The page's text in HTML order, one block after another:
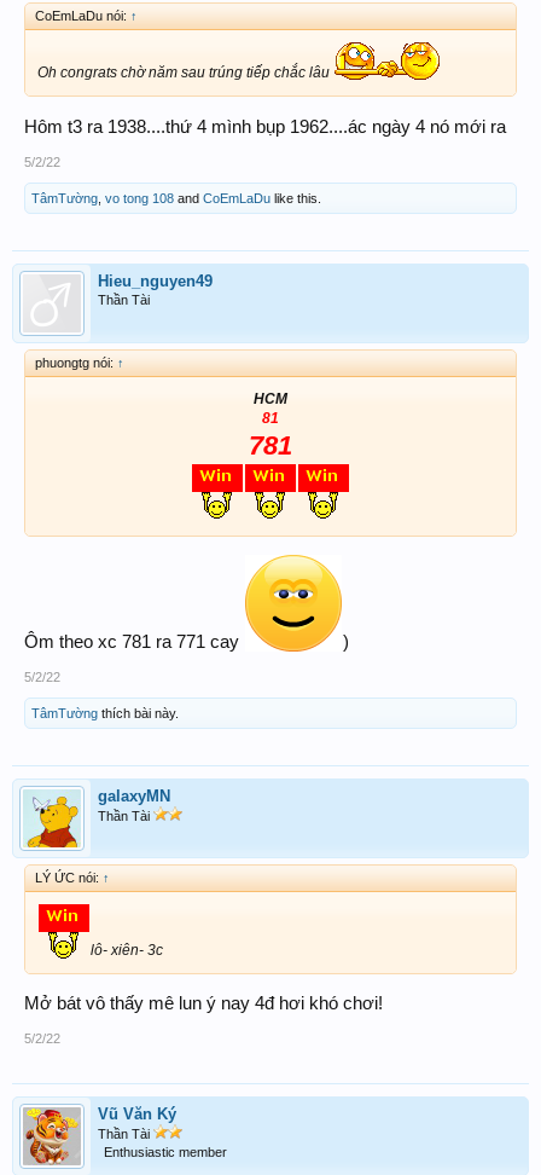
CoEmLaDu nói: ↑
Oh congrats chờ năm sau trúng tiếp chắc lâu
Hôm t3 ra 1938....thứ 4 mình bụp 1962....ác ngày 4 nó mới ra
5/2/22
TâmTường vo tong 108 and CoEmLaDu like this.
Hieu_nguyen49
Thần Tài
phuongtg nói: ↑
HCM
81
781
Ôm theo xc 781 ra 771 cay )
5/2/22
TâmTường thích bài này.
galaxyMN
Thần Tài
LÝ ỨC nói: ↑
lô- xiên- 3c
Mở bát vô thấy mê lun ý nay 4đ hơi khó chơi!
5/2/22
Vũ Văn Ký
Thần Tài
Enthusiastic member